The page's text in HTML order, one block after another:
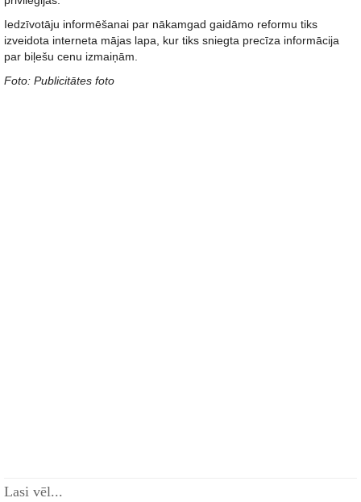
Iedzīvotāju informēšanai par nākamgad gaidāmo reformu tiks
izveidota interneta mājas lapa, kur tiks sniegta precīza informācija
par biļešu cenu izmaiņām.
Foto: Publicitātes foto
Lasi vēl...